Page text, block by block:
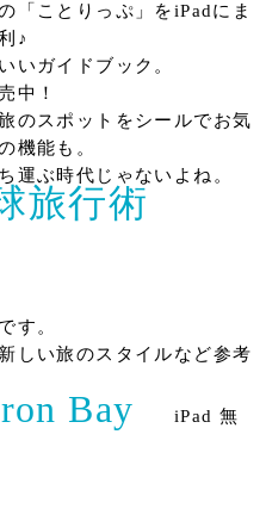
「ことりっぷ」をiPadにま
♪
いガイドブック。
中！
のスポットをシールでお気
機能も。
運ぶ時代じゃないよね。
旅行術
す。
しい旅のスタイルなど参考
Bay
iPad 無